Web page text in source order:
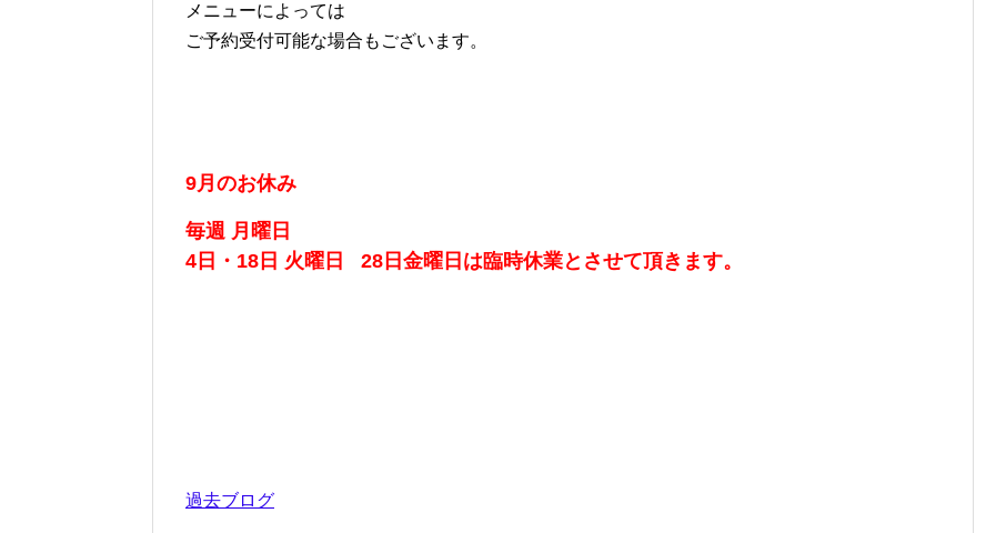
メニューによっては
ご予約受付可能な場合もございます。
9月のお休み
毎週 月曜日
4日・18日 火曜日 28日金曜日は臨時休業とさせて頂きます。
過去ブログ